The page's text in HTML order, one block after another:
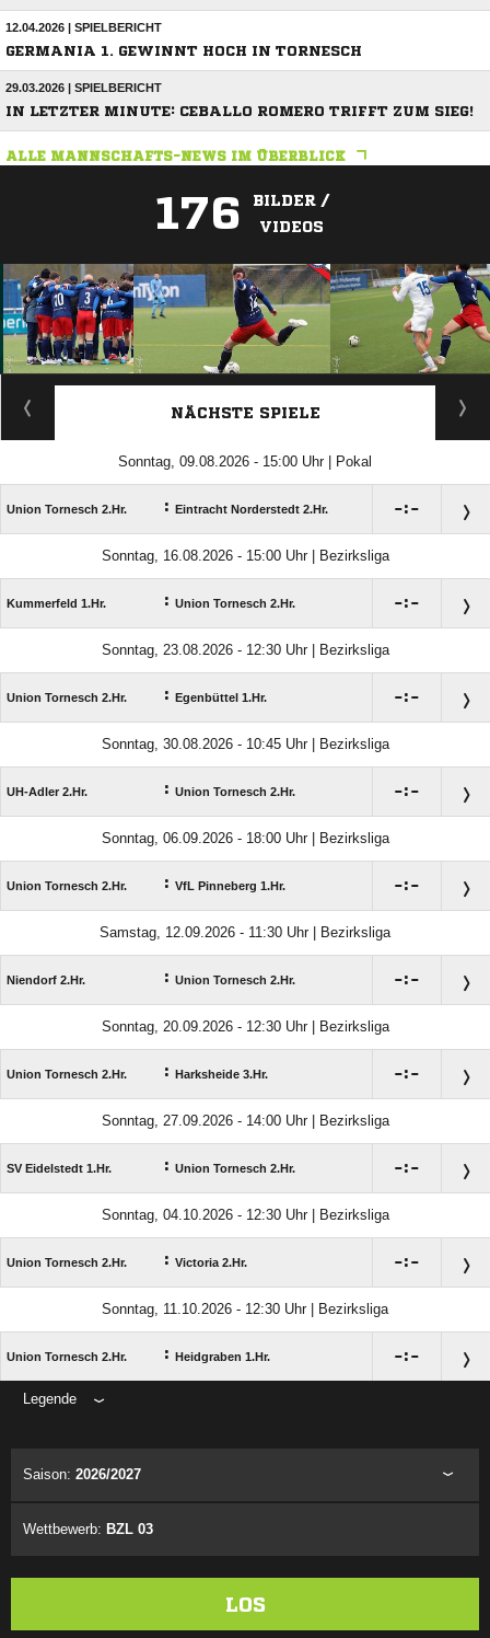
12.04.2026 | SPIELBERICHT
GERMANIA 1. GEWINNT HOCH IN TORNESCH
29.03.2026 | SPIELBERICHT
IN LETZTER MINUTE: CEBALLO ROMERO TRIFFT ZUM SIEG!
ALLE MANNSCHAFTS-NEWS IM ÜBERBLICK
176
BILDER /
VIDEOS
ANZEIGE
NÄCHSTE SPIELE
Sonntag, 09.08.2026 - 15:00 Uhr | Pokal
Union Tornesch 2.Hr. : Eintracht Norderstedt 2.Hr. :
Sonntag, 16.08.2026 - 15:00 Uhr | Bezirksliga
Kummerfeld 1.Hr. : Union Tornesch 2.Hr. :
Sonntag, 23.08.2026 - 12:30 Uhr | Bezirksliga
Union Tornesch 2.Hr. : Egenbüttel 1.Hr. :
Sonntag, 30.08.2026 - 10:45 Uhr | Bezirksliga
UH-Adler 2.Hr. : Union Tornesch 2.Hr. :
Sonntag, 06.09.2026 - 18:00 Uhr | Bezirksliga
Union Tornesch 2.Hr. : VfL Pinneberg 1.Hr. :
Samstag, 12.09.2026 - 11:30 Uhr | Bezirksliga
Niendorf 2.Hr. : Union Tornesch 2.Hr. :
Sonntag, 20.09.2026 - 12:30 Uhr | Bezirksliga
Union Tornesch 2.Hr. : Harksheide 3.Hr. :
Sonntag, 27.09.2026 - 14:00 Uhr | Bezirksliga
SV Eidelstedt 1.Hr. : Union Tornesch 2.Hr. :
Sonntag, 04.10.2026 - 12:30 Uhr | Bezirksliga
Union Tornesch 2.Hr. : Victoria 2.Hr. :
Sonntag, 11.10.2026 - 12:30 Uhr | Bezirksliga
Union Tornesch 2.Hr. : Heidgraben 1.Hr. :
Legende
Saison: 2026/2027
Wettbewerb: BZL 03
LOS